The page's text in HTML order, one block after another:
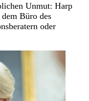
Unmut: Harp
Büro des
oder